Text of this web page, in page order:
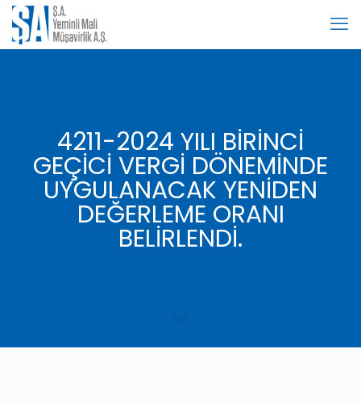
4211-2024 YILI BİRİNCİ
GEÇİCİ VERGİ DÖNEMİNDE
UYGULANACAK YENİDEN
DEĞERLEME ORANI
BELİRLENDİ.